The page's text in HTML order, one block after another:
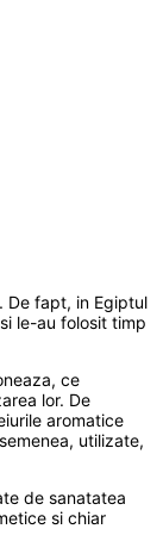
De fapt, in Egiptul
le-au folosit timp
ce
lor. De
aromatice
utilizate,
de sanatatea
si chiar